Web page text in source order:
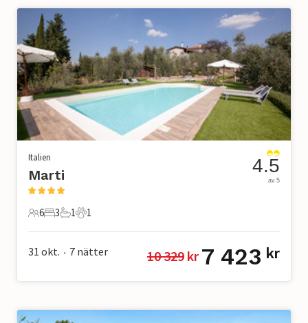
Italien
Marti
6 Gäster
6
3 Sovrum
3
1 Badrum
1
1 Husdjur
1
4.5
av 5
31 okt. • 7 nätter 10 329 kr 7 423 kr